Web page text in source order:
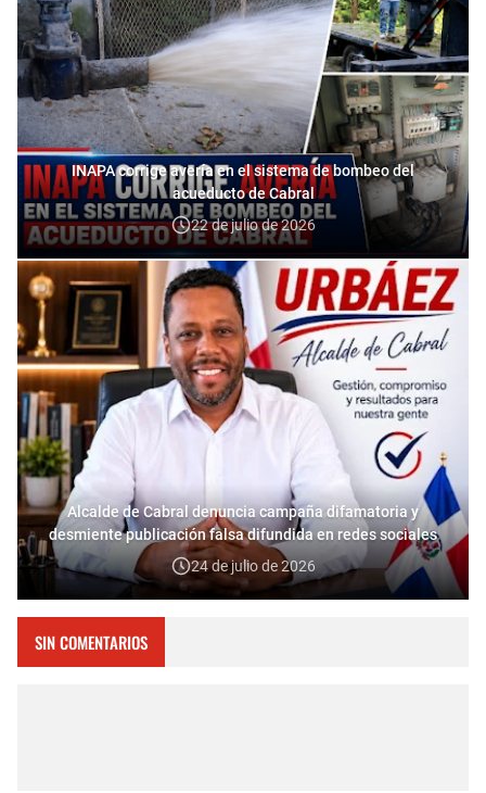
INAPA corrige avería en el sistema de bombeo del
acueducto de Cabral
22 de julio de 2026
Alcalde de Cabral denuncia campaña difamatoria y
desmiente publicación falsa difundida en redes sociales
24 de julio de 2026
SIN COMENTARIOS